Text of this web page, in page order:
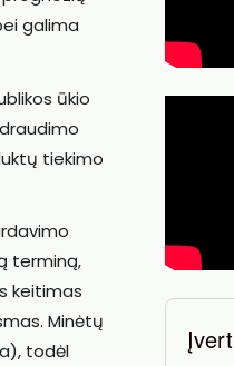
galima
ūkio
tiekimo
terminą,
keitimas
Minėtų
todėl